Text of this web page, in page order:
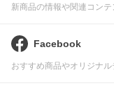
新商品の情報や関連コン
Facebook
おすすめ商品やオリジナ